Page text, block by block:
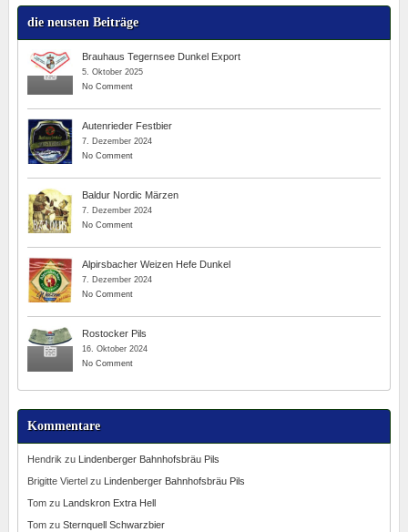
die neusten Beiträge
Brauhaus Tegernsee Dunkel Export
5. Oktober 2025
No Comment
Autenrieder Festbier
7. Dezember 2024
No Comment
Baldur Nordic Märzen
7. Dezember 2024
No Comment
Alpirsbacher Weizen Hefe Dunkel
7. Dezember 2024
No Comment
Rostocker Pils
16. Oktober 2024
No Comment
Kommentare
Hendrik zu
Lindenberger Bahnhofsbräu Pils
Brigitte Viertel zu
Lindenberger Bahnhofsbräu Pils
Tomzu
Landskron Extra Hell
Tomzu Sternquell Schwarzbier